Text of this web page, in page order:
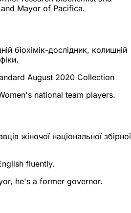
Mayor of Pacifica.
біохімік-дослідник, колишній
August 2020 Collection
national team players.
жіночої національної збірної
fluently.
he's a former governor.